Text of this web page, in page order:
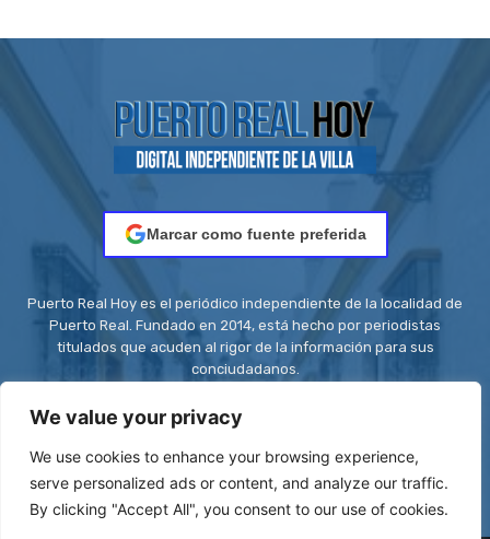
We value your privacy
We use cookies to enhance your browsing experience,
serve personalized ads or content, and analyze our traffic.
By clicking "Accept All", you consent to our use of cookies.
Marcar como fuente preferida
Puerto Real Hoy es el periódico independiente de la localidad de
Puerto Real. Fundado en 2014, está hecho por periodistas
titulados que acuden al rigor de la información para sus
conciudadanos.
Contacto: redaccion@puertorealhoy.es